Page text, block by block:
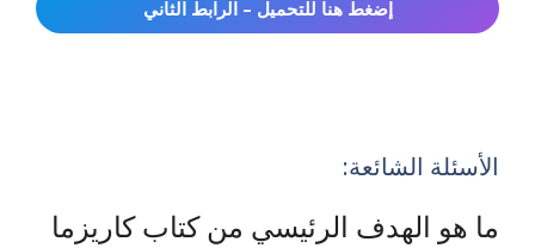
إضغط هنا للتحميل – الرابط الثاني
الأسئلة الشائعة:
ما هو الهدف الرئيسي من كتاب كاريزما